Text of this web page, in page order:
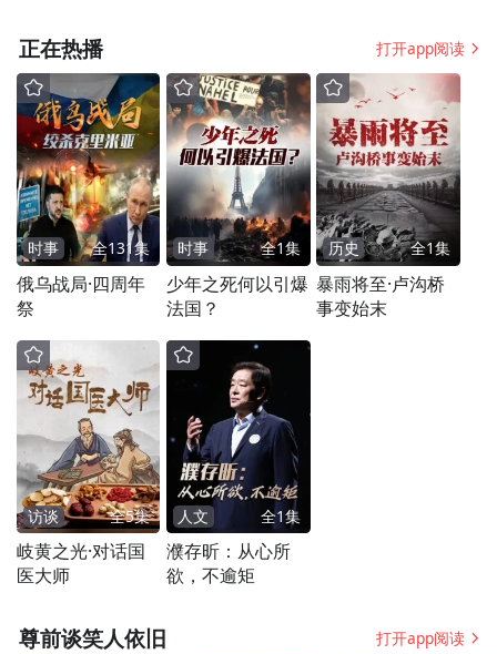
正在热播 打开app阅读
时事 全131集
俄乌战局·四周年
祭
时事 全1集
少年之死何以引爆
法国？
历史 全1集
暴雨将至·卢沟桥
事变始末
访谈 全5集
岐黄之光·对话国
医大师
人文 全1集
濮存昕：从心所
欲，不逾矩
尊前谈笑人依旧 打开app阅读